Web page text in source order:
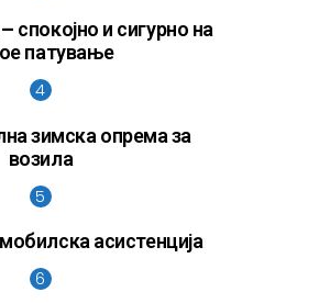
спокојно и сигурно на
патување
зимска опрема за
возила
асистенција